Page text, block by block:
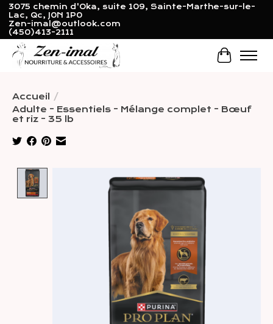
3075 chemin d'Oka, suite 109, Sainte-Marthe-sur-le-
Lac, Qc, J0N 1P0
Zen-imal@outlook.com
(450)413-2111
Panier
Accueil /
Adulte - Essentiels - Mélange complet - Bœuf
et riz - 35 lb